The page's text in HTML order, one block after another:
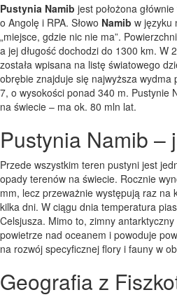
Pustynia Namib jest położona
o Angolę i RPA. Słowo Namib w języku
„miejsce, gdzie nic nie ma”.
a jej długość dochodzi do 1300 km. W
została wpisana na listę światowego
obrębie znajduje się najwyższa wydma
7, o wysokości ponad 340 m. Pustynie
na świecie – ma ok. 80 mln lat.
Pustynia Namib –
Przede wszystkim teren pustyni jest
opady terenów na świecie. Rocznie
mm, lecz przeważnie występują raz na
kilka dni. W ciągu dnia temperatura
Celsjusza. Mimo to, zimny
powietrze nad oceanem i powoduje
na rozwój specyficznej flory i fauny w
Geografia z